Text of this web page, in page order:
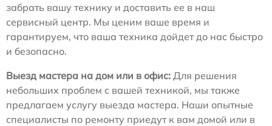
забрать вашу технику и доставить ее в наш
сервисный центр. Мы ценим ваше время и
гарантируем, что ваша техника дойдет до нас быстро
и безопасно.
Выезд мастера на дом или в офис: Для решения
небольших проблем с вашей техникой, мы также
предлагаем услугу выезда мастера. Наши опытные
специалисты по ремонту приедут к вам домой или в